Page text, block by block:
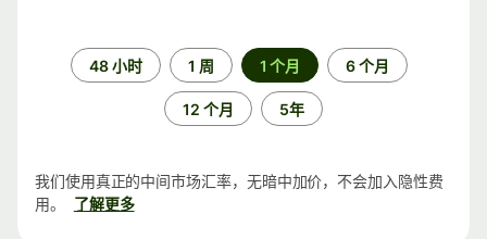
48 小时 1 周 1 个月 6 个月
12 个月 5年
我们使用真正的中间市场汇率，无暗中加价，不会加入隐性费
用。
了解更多